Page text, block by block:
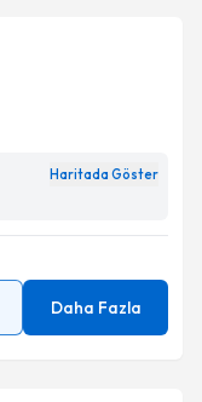
Haritada Göster
Daha Fazla